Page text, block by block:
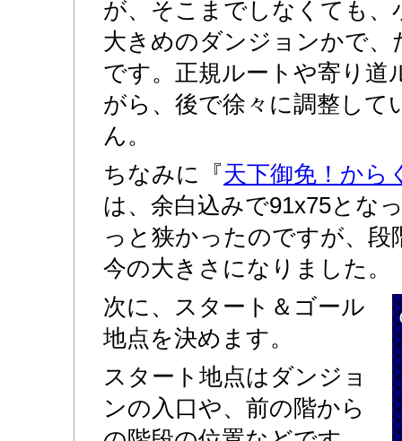
が、そこまでしなくても
大きめのダンジョンかで、
です。正規ルートや寄り道
がら、後で徐々に調整して
ん。
ちなみに『天下御免！から
は、余白込みで91x75とな
っと狭かったのですが、
今の大きさになりました。
次に、スタート＆ゴール
地点を決めます。
スタート地点はダンジョ
ンの入口や、前の階から